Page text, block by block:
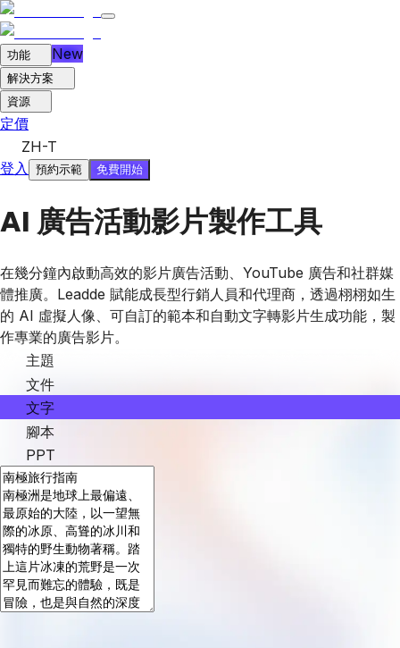
功能 New
解決方案
資源
定價
ZH-T
登入
預約示範 免費開始
AI 廣告活動影片製作工具
在幾分鐘內啟動高效的影片廣告活動、YouTube 廣告和社群媒
體推廣。Leadde 賦能成長型行銷人員和代理商，透過栩栩如生
的 AI 虛擬人像、可自訂的範本和自動文字轉影片生成功能，製
作專業的廣告影片。
主題
文件
文字
腳本
PPT